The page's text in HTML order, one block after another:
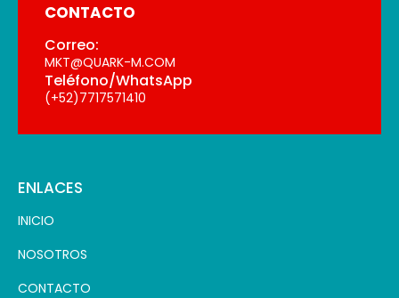
CONTACTO
Correo:
MKT@QUARK-M.COM
Teléfono/WhatsApp
(+52)7717571410
ENLACES
INICIO
NOSOTROS
CONTACTO